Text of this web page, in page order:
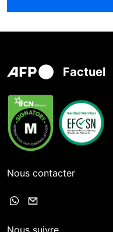
Factuel
Nous contacter